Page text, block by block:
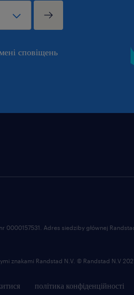
сповіщень
політика конфіденційності
Adres siedziby głównej
znakami Randstad N.V. © Randstad N.V